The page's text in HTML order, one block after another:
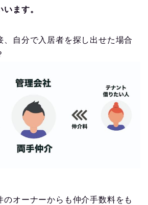
ます。
、自分で入居者を探し出せた場合
のオーナーからも仲介手数料をも